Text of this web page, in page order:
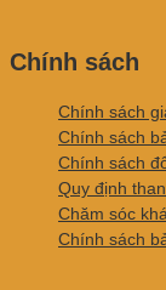
Chính sách
Chính sách
Chính sách
Chính sách
Quy định
Chăm sóc
Chính sách